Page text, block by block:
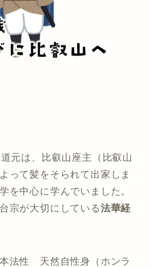
元は、比叡山座主（比叡山
って髪をそられて出家しま
を中心に学んでいました。
宗が大切にしている法華経
法性 天然自性身（ホンラ